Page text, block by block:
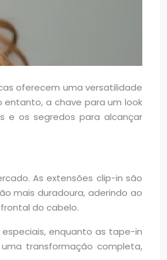
oferecem uma versatilidade
entanto, a chave para um look
e os segredos para alcançar
As extensões clip-in são
mais duradoura, aderindo ao
do cabelo.
enquanto as tape-in
transformação completa,